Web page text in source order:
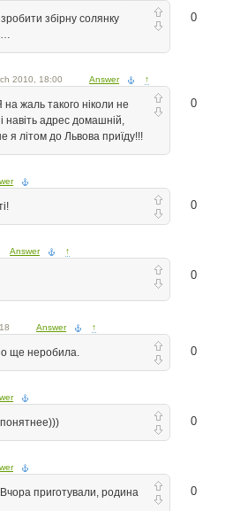
0
збірну солянку
2010, 18:00 Answer ↑
0
жаль такого ніколи не
навіть адрес домашній,
літом до Львова приїду!!!
0
Answer ↑
0
Answer ↑
0
ще неробила.
0
0
приготували, родина